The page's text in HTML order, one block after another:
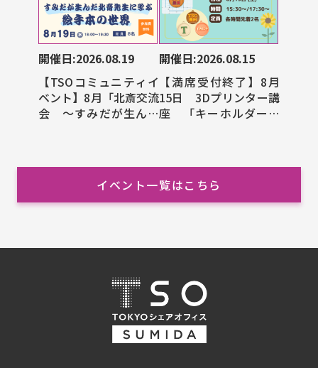
【TSOコミュニティイ
ベント】8月「北斎交流
会 ～すみだが生んだ
開催日:2026.08.19
【満席受付終了】8月
15日 3Dプリンター講
座 「キーホルダー作
開催日:2026.08.15
イベント一覧はこちら